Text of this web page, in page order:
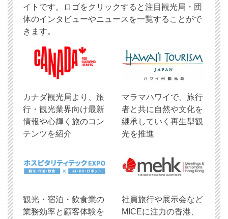
イトです。ロゴをクリックすると注目観光局・団
体のインタビューやニュースを一覧することがで
きます。
​カナダ観光局より、旅
行・観光業界向け最新
情報や心輝く旅のコン
テンツを紹介
マラマハワイで、旅行
者と共に自然や文化を
継承していく再生型観
光を推進
観光・宿泊・飲食業の
業務効率と顧客体験を
社員旅行や展示会など
MICEに注力の香港、